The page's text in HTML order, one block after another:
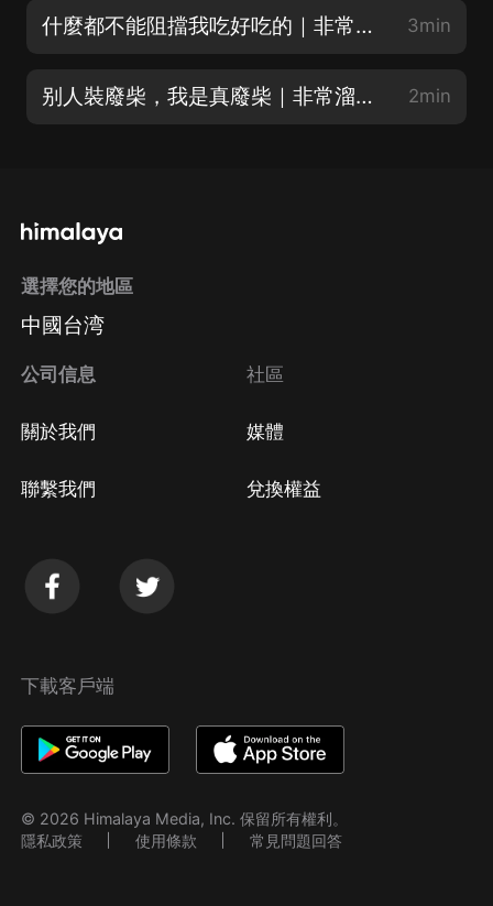
什麼都不能阻擋我吃好吃的｜非常溜佳期精簡版 3min
别人裝廢柴，我是真廢柴｜非常溜佳期精簡版 2min
選擇您的地區
中國台湾
公司信息
關於我們
聯繫我們
社區
媒體
兌換權益
下載客戶端
© 2026 Himalaya Media, Inc. 保留所有權利。
隱私政策
使用條款 常見問題回答